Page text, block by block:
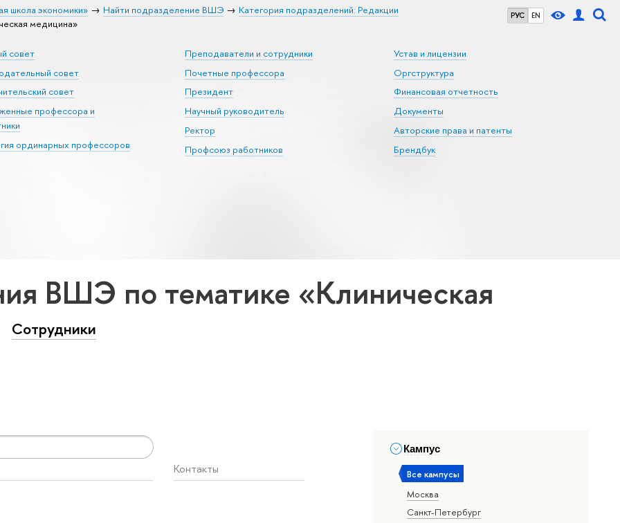
РУС EN
школа экономики» Найти подразделение ВШЭ
Категория подразделений: Редакции
медицина»
совет
совет
совет
профессора и
ординарных профессоров
Преподаватели и сотрудники
Почетные профессора
Президент
Научный руководитель
Ректор
Профсоюз работников
Устав и лицензии
Оргструктура
Финансовая отчетность
Документы
Авторские права и патенты
Брендбук
ВШЭ по тематике «Клиническая
Сотрудники
Кампус
Все кампусы
Москва
Санкт-Петербург
Контакты